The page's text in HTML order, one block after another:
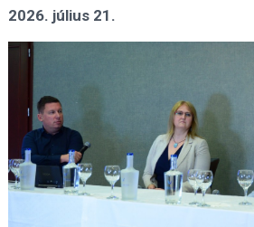
2026. július 21.